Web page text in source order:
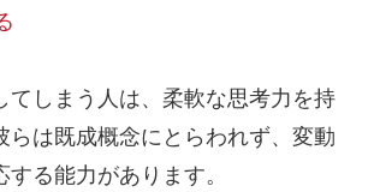
てしまう人は、柔軟な思考力を持
らは既成概念にとらわれず、変動
る能力があります。